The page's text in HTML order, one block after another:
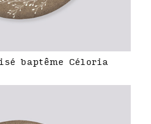
baptême Céloria